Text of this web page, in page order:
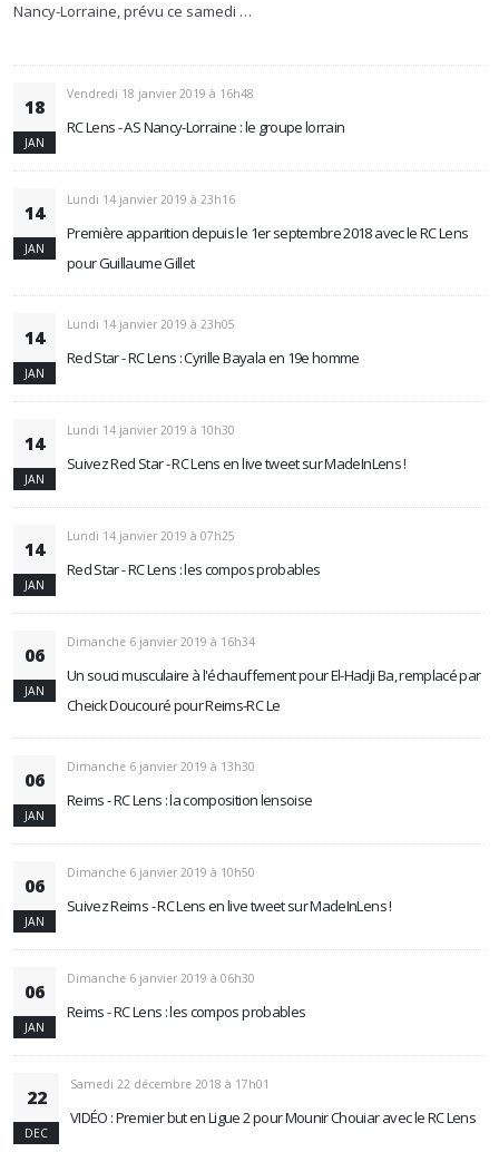
Nancy-Lorraine, prévu ce samedi …
18
JAN
Vendredi 18 janvier 2019 à 16h48
RC Lens - AS Nancy-Lorraine : le groupe lorrain
14
JAN
Lundi 14 janvier 2019 à 23h16
Première apparition depuis le 1er septembre 2018 avec le RC Lens
pour Guillaume Gillet
14
JAN
Lundi 14 janvier 2019 à 23h05
Red Star - RC Lens : Cyrille Bayala en 19e homme
14
JAN
Lundi 14 janvier 2019 à 10h30
Suivez Red Star - RC Lens en live tweet sur MadeInLens !
14
JAN
Lundi 14 janvier 2019 à 07h25
Red Star - RC Lens : les compos probables
06
JAN
Dimanche 6 janvier 2019 à 16h34
Un souci musculaire à l'échauffement pour El-Hadji Ba, remplacé par
Cheick Doucouré pour Reims-RC Le
06
JAN
Dimanche 6 janvier 2019 à 13h30
Reims - RC Lens : la composition lensoise
06
JAN
Dimanche 6 janvier 2019 à 10h50
Suivez Reims - RC Lens en live tweet sur MadeInLens !
06
JAN
Dimanche 6 janvier 2019 à 06h30
Reims - RC Lens : les compos probables
22
DEC
Samedi 22 décembre 2018 à 17h01
VIDÉO : Premier but en Ligue 2 pour Mounir Chouiar avec le RC Lens